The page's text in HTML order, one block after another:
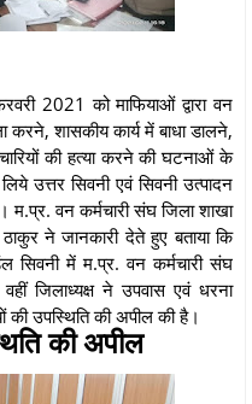
2021 को माफियाओं द्वारा वन
करने, शासकीय कार्य में बाधा डालने,
की हत्या करने की घटनाओं के
उत्तर सिवनी एवं सिवनी उत्पादन
वन कर्मचारी संघ जिला शाखा
ने जानकारी देते हुए बताया कि
सिवनी में म.प्र. वन कर्मचारी संघ
जिलाध्यक्ष ने उपवास एवं धरना
की उपस्थिति की अपील की है।
की अपील